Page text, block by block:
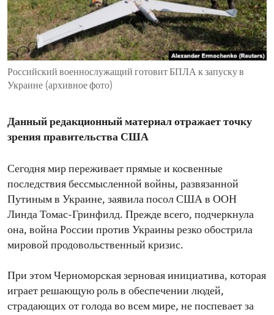
ENVIRONMENT AND HEALTH
IDEALS AND INSTITUTIONS
Российский военнослужащий готовит БПЛА к запуску в
Украине (архивное фото)
Данный редакционный материал отражает точку
зрения правительства США
Сегодня мир переживает прямые и косвенные
последствия бессмысленной войны, развязанной
Путиным в Украине, заявила посол США в ООН
Линда Томас-Гринфилд. Прежде всего, подчеркнула
она, война России против Украины резко обострила
мировой продовольственный кризис.
При этом Черноморская зерновая инициатива, которая
играет решающую роль в обеспечении людей,
страдающих от голода во всем мире, не поспевает за